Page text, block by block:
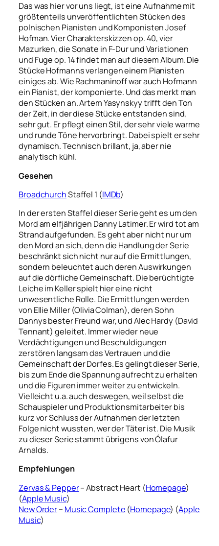
Das was hier vor uns liegt, ist eine Aufnahme mit
größtenteils unveröffentlichten Stücken des
polnischen Pianisten und Komponisten Josef
Hofman. Vier Charakterskizzen op. 40, vier
Mazurken, die Sonate in F-Dur und Variationen
und Fuge op. 14 findet man auf diesem Album. Die
Stücke Hofmanns verlangen einem Pianisten
einiges ab. Wie Rachmaninoff war auch Hofmann
ein Pianist, der komponierte. Und das merkt man
den Stücken an. Artem Yasynskyy trifft den Ton
der Zeit, in der diese Stücke entstanden sind,
sehr gut. Er pflegt einen Stil, der sehr viele warme
und runde Töne hervorbringt. Dabei spielt er sehr
dynamisch. Technisch brillant, ja, aber nie
analytisch kühl.
Gesehen
BroadchurchStaffel 1 (IMDb)
In der ersten Staffel dieser Serie geht es um den
Mord am elfjährigen Danny Latimer. Er wird tot am
Strand aufgefunden. Es geht aber nicht nur um
den Mord an sich, denn die Handlung der Serie
beschränkt sich nicht nur auf die Ermittlungen,
sondern beleuchtet auch deren Auswirkungen
auf die dörfliche Gemeinschaft. Die berüchtigte
Leiche im Keller spielt hier eine nicht
unwesentliche Rolle. Die Ermittlungen werden
von Ellie Miller (Olivia Colman), deren Sohn
Dannys bester Freund war, und Alec Hardy (David
Tennant) geleitet. Immer wieder neue
Verdächtigungen und Beschuldigungen
zerstören langsam das Vertrauen und die
Gemeinschaft der Dorfes. Es gelingt dieser Serie,
bis zum Ende die Spannung aufrecht zu erhalten
und die Figuren immer weiter zu entwickeln.
Vielleicht u.a. auch deswegen, weil selbst die
Schauspieler und Produktionsmitarbeiter bis
kurz vor Schluss der Aufnahmen der letzten
Folge nicht wussten, wer der Täter ist. Die Musik
zu dieser Serie stammt übrigens von Ólafur
Arnalds.
Empfehlungen
Zervas & Pepper– Abstract Heart (Homepage)
(Apple Music)
New Order– Music Complete (Homepage) (Apple
Music)